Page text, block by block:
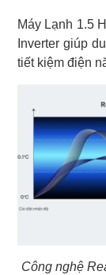
Máy Lạnh 1.5
Inverter giúp
tiết kiệm điện
Công nghệ